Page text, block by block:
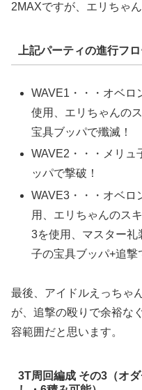
2MAXですが、エリちゃ
上記パーティの進行フ
WAVE1・・・オベロ
使用、エリちゃんの
宝具ブッパで殲滅！
WAVE2・・・メリュ
ッパで撃破！
WAVE3・・・オベロ
用、エリちゃんのス
3を使用、マスター礼
子の宝具ブッパ+追撃
最後、アイドルえっちゃ
が、追撃の殴りで余裕な
容範囲だと思います。
3T周回編成 その3（オ